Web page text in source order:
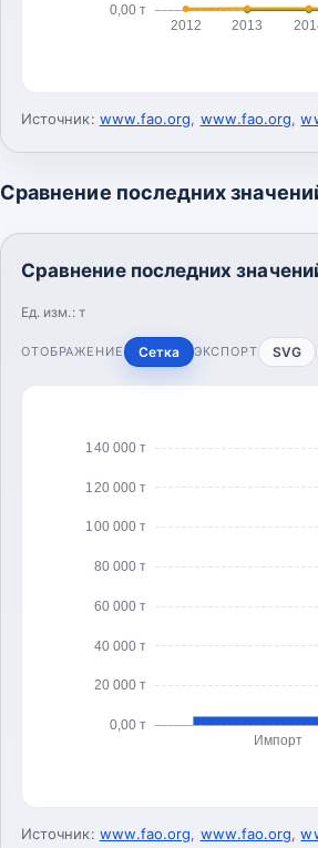
0,00 т
2012 2013
Источник: www.fao.org, www.fao.org,
Сравнение последних
Сравнение последних
Ед. изм.: т
ОТОБРАЖЕНИЕ Сетка ЭКСПОРТ SVG
0,00 т
20 000 т
40 000 т
60 000 т
80 000 т
100 000 т
120 000 т
140 000 т
Импорт
Источник: www.fao.org, www.fao.org,